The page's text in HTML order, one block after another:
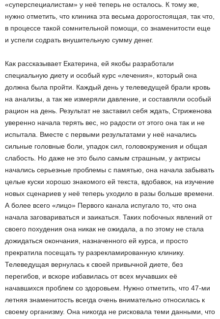
«суперспециалистам» у неё теперь не осталось. К тому же,
нужно отметить, что клиника эта весьма дорогостоящая, так что,
в процессе такой сомнительной помощи, со знаменитости еще
и успели содрать внушительную сумму денег.
Как рассказывает Екатерина, ей якобы разработали
специальную диету и особый курс «лечения», который она
должна была пройти. Каждый день у телеведущей брали кровь
на анализы, а так же измеряли давление, и составляли особый
рацион на день. Результат не заставил себя ждать, Стриженова
уверенно начала терять вес, но радости от этого она так и не
испытала. Вместе с первыми результатами у неё начались
сильные головные боли, упадок сил, головокружения и общая
слабость. Но даже не это было самым страшным, у актрисы
начались серьезные проблемы с памятью, она начала забывать
целые куски хорошо знакомого ей текста, вдобавок, на изучение
новых сценариев у неё теперь уходило в разы больше времени.
А более всего «лицо» Первого канала испугало то, что она
начала заговариваться и заикаться. Таких побочных явлений от
своего похудения она никак не ожидала, а по этому не стала
дожидаться окончания, назначенного ей курса, и просто
прекратила посещать ту разрекламированную клинику.
Телеведущая вернулась к своей привычной диете, без
перегибов, и вскоре избавилась от всех мучавших её
начавшихся проблем со здоровьем. Нужно отметить, что 47-ми
летняя знаменитость всегда очень внимательно относилась к
своему организму. Она никогда не рисковала теми данными, что